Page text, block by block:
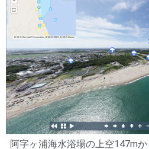
阿字ヶ浦海水浴場の上空147m